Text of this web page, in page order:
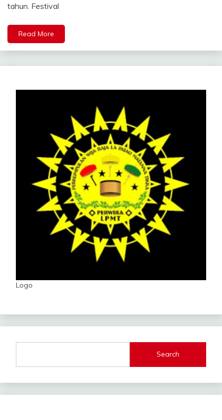
tahun. Festival
Read More
Logo
Search